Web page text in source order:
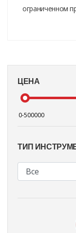
ЦЕНА
ТИП
ограниченном